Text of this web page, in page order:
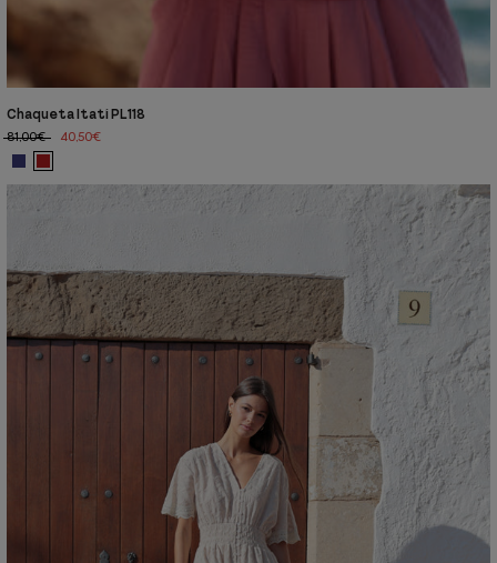
Chaqueta Itatí PL118
81,00€
40,50€